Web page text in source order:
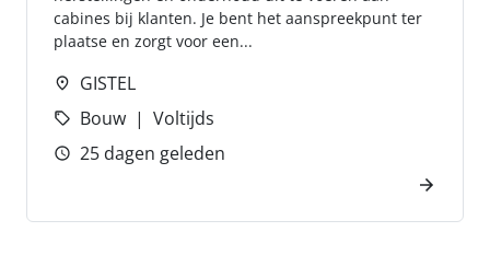
cabines bij klanten. Je bent het aanspreekpunt ter
plaatse en zorgt voor een...
GISTEL
Bouw
Voltijds
25 dagen geleden